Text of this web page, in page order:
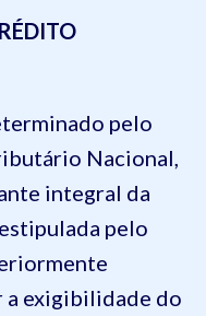
pelo
Nacional,
integral da
pelo
a exigibilidade do